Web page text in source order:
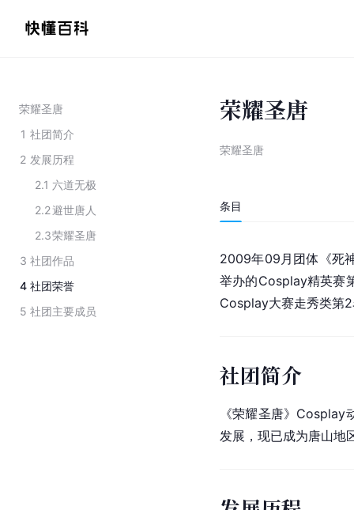
荣耀圣唐
1 社团简介
2 发展历程
2.1 六道无极
2.2避世唐人
2.3荣耀圣唐
3 社团作品
4 社团荣誉
5 社团主要成员
荣耀圣唐
荣耀圣唐
条目
2009年09月团体《死
举办的Cosplay精英赛
Cosplay大赛走秀类第
社团简介
《荣耀圣唐》
发展，现已成为唐山地